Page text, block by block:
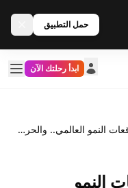
حمل التطبيق
ابدأ رحلتك الآن
صندوق النقد يخفض توقعات النمو العالمي.. والحرب والذكاء الاصطناعي يعيدان رسم المشهد الاقتصادي
النمو